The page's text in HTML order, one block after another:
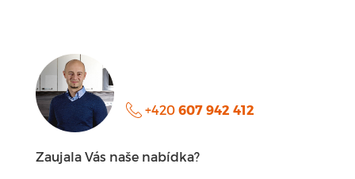
Zaujala Vás naše nabídka?
+420607 942 412